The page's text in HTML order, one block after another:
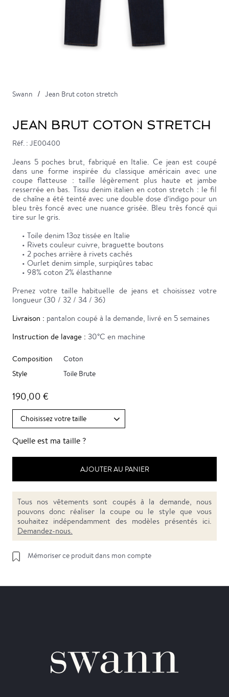
Swann Jean Brut coton stretch
JEAN BRUT COTON STRETCH
Réf. : JE00400
Jeans 5 poches brut, fabriqué en Italie. Ce jean est coupé
dans une forme inspirée du classique américain avec une
coupe flatteuse : taille légèrement plus haute et jambe
resserrée en bas. Tissu denim italien en coton stretch : le fil
de chaîne a été teinté avec une double dose d’indigo pour un
bleu très foncé avec une nuance grisée. Bleu très foncé qui
tire sur le gris.
• Toile denim 13oz tissée en Italie
• Rivets couleur cuivre, braguette boutons
• 2 poches arrière à rivets cachés
• Ourlet denim simple, surpiqûres tabac
• 98% coton 2% élasthanne
Prenez votre taille habituelle de jeans et choisissez votre
longueur (30 / 32 / 34 / 36)
Livraison : pantalon coupé à la demande, livré en 5 semaines
Instruction de lavage : 30°C en machine
Composition
Coton
Style
Toile Brute
190,00 €
Quelle est ma taille ?
AJOUTER AU PANIER
Tous nos vêtements sont coupés à la demande, nous
pouvons donc réaliser la coupe ou le style que vous
souhaitez indépendamment des modèles présentés ici.
Demandez-nous.
Mémoriser ce produit dans mon compte